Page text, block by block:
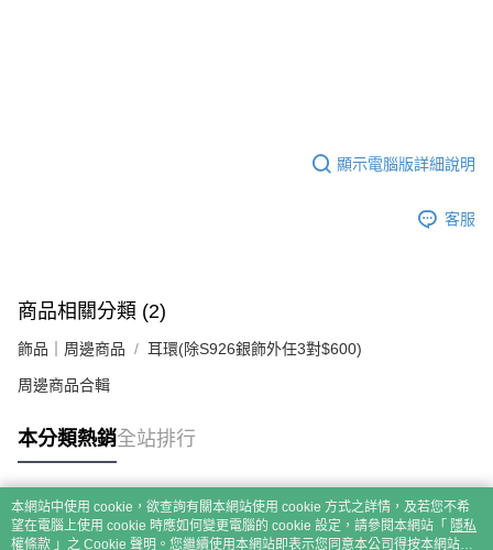
顯示電腦版詳細說明
客服
商品相關分類 (2)
飾品｜周邊商品 耳環(除S926銀飾外任3對$600)
周邊商品合輯
本分類熱銷全站排行
熱門標籤
本網站中使用 cookie，欲查詢有關本網站使用 cookie 方式之詳情，及若您不希
望在電腦上使用 cookie 時應如何變更電腦的 cookie 設定，請參閱本網站「 隱私
權條款 」之 Cookie 聲明。您繼續使用本網站即表示您同意本公司得按本網站使